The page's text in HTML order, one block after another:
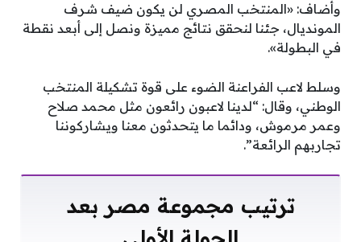
وأضاف: «المنتخب المصري لن يكون ضيف شرف
المونديال، جئنا لنحقق نتائج مميزة ونصل إلى أبعد نقطة
في البطولة».
وسلط لاعب الفراعنة الضوء على قوة تشكيلة المنتخب
الوطني، وقال: “لدينا لاعبون رائعون مثل محمد صلاح
وعمر مرموش، ودائما ما يتحدثون معنا ويشاركوننا
تجاربهم الرائعة”.
ترتيب مجموعة مصر بعد